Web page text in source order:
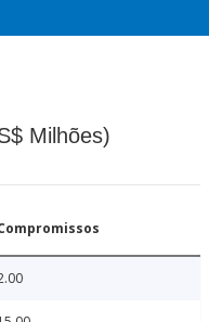
Milhões)